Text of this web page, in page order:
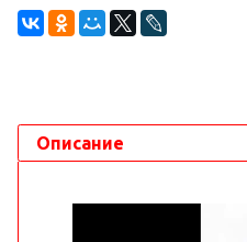
Описание